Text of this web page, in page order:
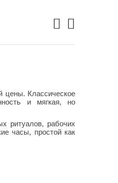
цены. Классическое
и мягкая, но
ритуалов, рабочих
часы, простой как